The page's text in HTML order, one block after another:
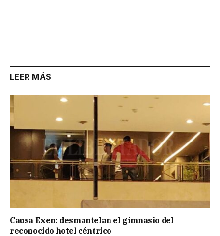
LEER MÁS
Causa Exen: desmantelan el gimnasio del
reconocido hotel céntrico